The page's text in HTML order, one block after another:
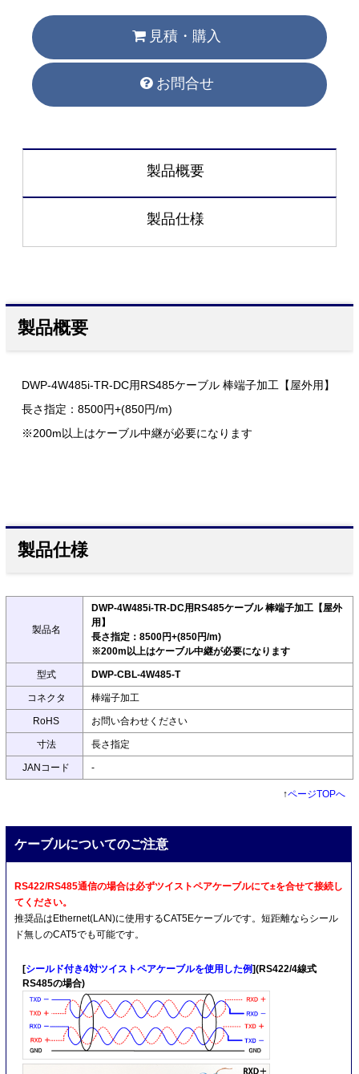
見積・購入
お問合せ
製品概要
製品仕様
製品概要
DWP-4W485i-TR-DC用RS485ケーブル 棒端子加工【屋外用】
長さ指定：8500円+(850円/m)
※200m以上はケーブル中継が必要になります
製品仕様
製品名
DWP-4W485i-TR-DC用RS485ケーブル 棒端子加工【屋外
用】
長さ指定：8500円+(850円/m)
※200m以上はケーブル中継が必要になります
型式 DWP-CBL-4W485-T
コネクタ 棒端子加工
RoHS お問い合わせください
寸法 長さ指定
JANコード -
↑ページTOPへ
ケーブルについてのご注意
RS422/RS485通信の場合は必ずツイストペアケーブルにて±を合せて接続し
てください。
推奨品はEthernet(LAN)に使用するCAT5Eケーブルです。短距離ならシール
ド無しのCAT5でも可能です。
[シールド付き4対ツイストペアケーブルを使用した例](RS422/4線式
RS485の場合)